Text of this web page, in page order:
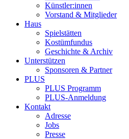
Künstler:innen
Vorstand & Mitglieder
Haus
Spielstätten
Kostümfundus
Geschichte & Archiv
Unterstützen
Sponsoren & Partner
PLUS
PLUS Programm
PLUS-Anmeldung
Kontakt
Adresse
Jobs
Presse